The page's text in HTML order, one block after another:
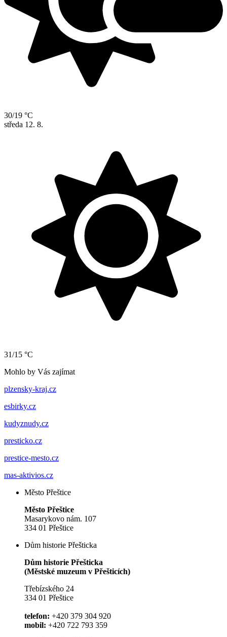
30/19 °C
středa 12. 8.
31/15 °C
Mohlo by Vás zajímat
plzensky-kraj.cz
esbirky.cz
kudyznudy.cz
presticko.cz
prestice-mesto.cz
mas-aktivios.cz
Město Přeštice
Město Přeštice
Masarykovo nám. 107
334 01 Přeštice
Dům historie Přešticka
Dům historie Přešticka
(Městské muzeum v Přešticích)
Třebízského 24
334 01 Přeštice
telefon: +420 379 304 920
mobil: +420 722 793 359